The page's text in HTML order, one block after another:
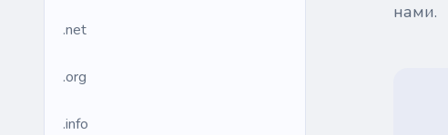
.net
.org
.info
нами.